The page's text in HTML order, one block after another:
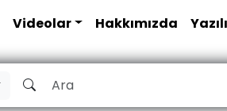
Videolar Hakkımızda